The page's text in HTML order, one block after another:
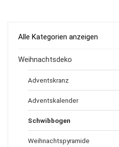
Alle Kategorien anzeigen
Weihnachtsdeko
Adventskranz
Adventskalender
Schwibbogen
Weihnachtspyramide